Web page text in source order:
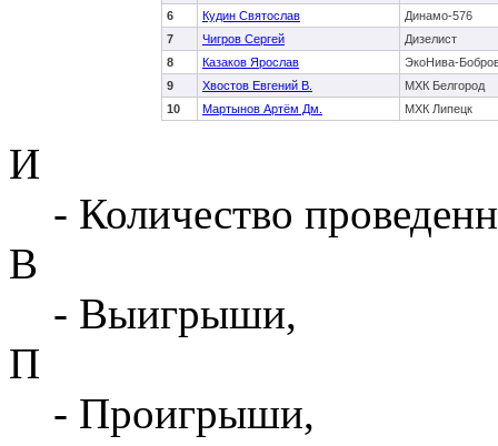
6
Кудин Святослав
Динамо-576
7
Чигров Сергей
Дизелист
8
Казаков Ярослав
ЭкоНива-
9
Хвостов Евгений В.
МХК Белгород
10
Мартынов Артём Дм. МХК Липецк
И
- Количество
В
- Выигрыши,
П
- Проигрыши,